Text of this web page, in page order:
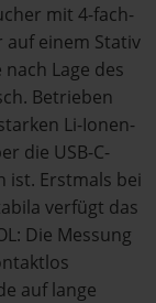
mit 4-fach-
auf einem Stativ
Lage des
Betrieben
Li-Ionen-
die USB-C-
ist. Erstmals bei
verfügt das
Die Messung
auf lange